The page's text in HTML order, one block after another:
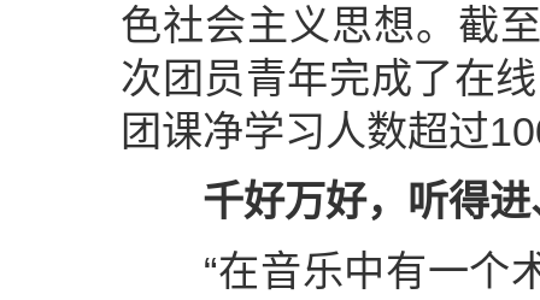
色社会主义思想。截
次团员青年完成了在
团课净学习人数超过
千好万好，听得
“在音乐中有一个术